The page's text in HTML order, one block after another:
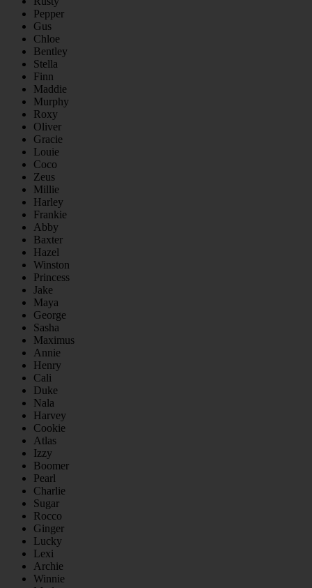
Pepper
Gus
Chloe
Bentley
Stella
Finn
Maddie
Murphy
Roxy
Oliver
Gracie
Louie
Coco
Zeus
Millie
Harley
Frankie
Abby
Baxter
Hazel
Winston
Princess
Jake
Maya
George
Sasha
Maximus
Annie
Henry
Cali
Duke
Nala
Harvey
Cookie
Atlas
Izzy
Boomer
Pearl
Charlie
Sugar
Rocco
Ginger
Lucky
Lexi
Archie
Winnie